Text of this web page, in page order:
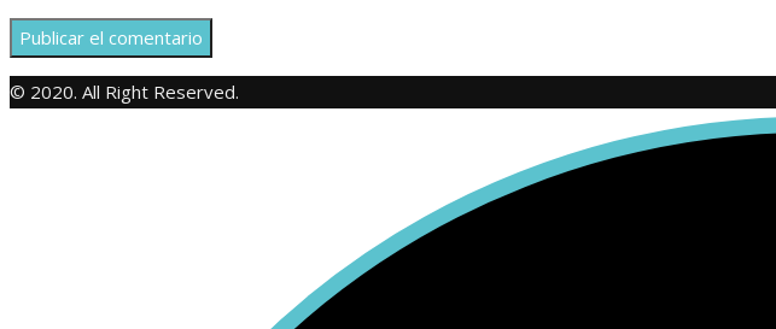
© 2020. All Right Reserved.